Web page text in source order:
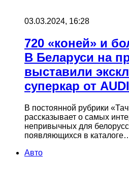
03.03.2024, 16:28
720 «коней» и
В Беларуси на
выставили
суперкар от AUDI
В постоянной рубрики
рассказывает о самых
непривычных для
появляющихся в
Авто